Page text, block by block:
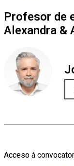
Profesor de
Alexandra &
Acceso á